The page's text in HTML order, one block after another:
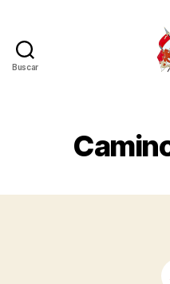
Buscar